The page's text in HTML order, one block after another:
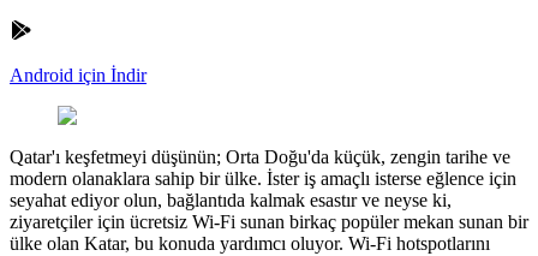
Android için İndir
Qatar'ı keşfetmeyi düşünün; Orta Doğu'da küçük, zengin tarihe ve
modern olanaklara sahip bir ülke. İster iş amaçlı isterse eğlence için
seyahat ediyor olun, bağlantıda kalmak esastır ve neyse ki,
ziyaretçiler için ücretsiz Wi-Fi sunan birkaç popüler mekan sunan bir
ülke olan Katar, bu konuda yardımcı oluyor. Wi-Fi hotspotlarını